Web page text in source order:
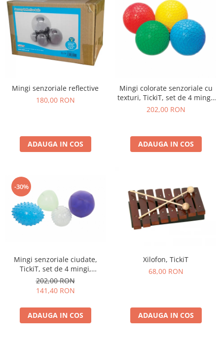
Mingi senzoriale reflective
180,00 RON
ADAUGA IN COS
Mingi colorate senzoriale cu
texturi, TickiT, set de 4 mingi,
multicolor
202,00 RON
ADAUGA IN COS
-30%
Mingi senzoriale ciudate,
TickiT, set de 4 mingi,
multicolor
202,00 RON
141,40 RON
ADAUGA IN COS
Xilofon, TickiT
68,00 RON
ADAUGA IN COS